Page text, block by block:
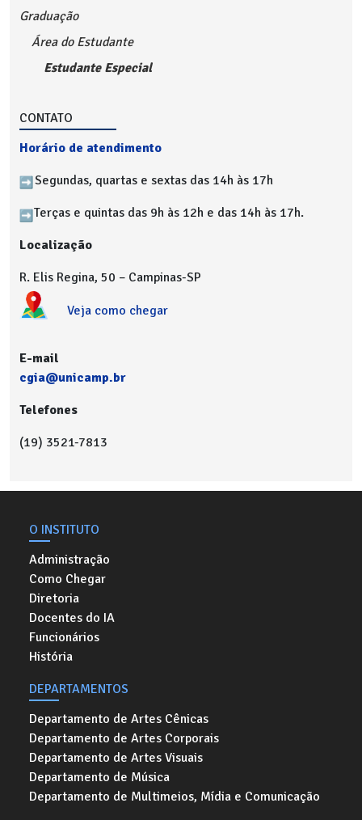
Graduação
Área do Estudante
Estudante Especial
CONTATO
Horário de atendimento
Segundas, quartas e sextas das 14h às 17h
Terças e quintas das 9h às 12h e das 14h às 17h.
Localização
R. Elis Regina, 50 – Campinas-SP
Veja como chegar
E-mail
cgia@unicamp.br
Telefones
(19) 3521-7813
O INSTITUTO
Administração
Como Chegar
Diretoria
Docentes do IA
Funcionários
História
DEPARTAMENTOS
Departamento de Artes Cênicas
Departamento de Artes Corporais
Departamento de Artes Visuais
Departamento de Música
Departamento de Multimeios, Mídia e Comunicação